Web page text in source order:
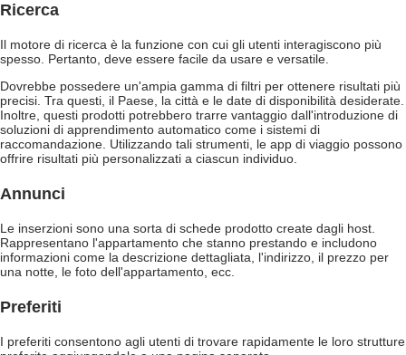
Ricerca
Il motore di ricerca è la funzione con cui gli utenti interagiscono più
spesso. Pertanto, deve essere facile da usare e versatile.
Dovrebbe possedere un'ampia gamma di filtri per ottenere risultati più
precisi. Tra questi, il Paese, la città e le date di disponibilità desiderate.
Inoltre, questi prodotti potrebbero trarre vantaggio dall'introduzione di
soluzioni di apprendimento automatico come i sistemi di
raccomandazione. Utilizzando tali strumenti, le app di viaggio possono
offrire risultati più personalizzati a ciascun individuo.
Annunci
Le inserzioni sono una sorta di schede prodotto create dagli host.
Rappresentano l'appartamento che stanno prestando e includono
informazioni come la descrizione dettagliata, l'indirizzo, il prezzo per
una notte, le foto dell'appartamento, ecc.
Preferiti
I preferiti consentono agli utenti di trovare rapidamente le loro strutture